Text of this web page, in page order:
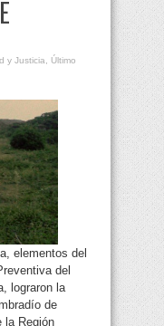
y Justicia, Último
elementos del
del
lograron la
de
la Región